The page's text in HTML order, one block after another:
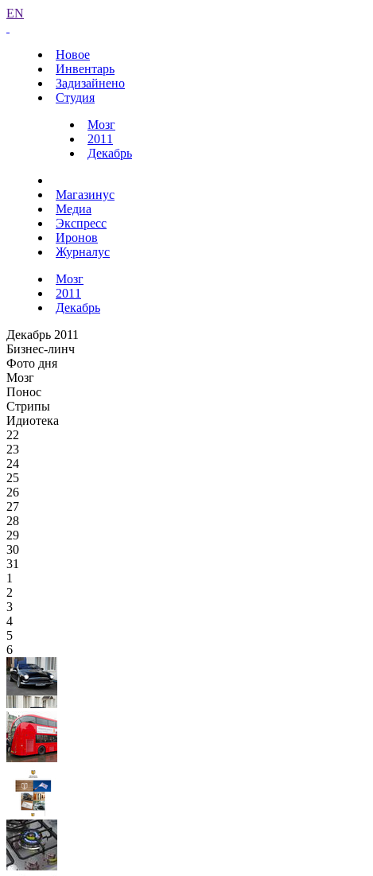
EN
Новое
Инвентарь
Задизайнено
Студия
Мозг
2011
Декабрь
Магазинус
Медиа
Экспресс
Иронов
Журналус
Мозг
2011
Декабрь
Декабрь 2011
Бизнес-линч
Фото дня
Мозг
Понос
Стрипы
Идиотека
22
23
24
25
26
27
28
29
30
31
1
2
3
4
5
6